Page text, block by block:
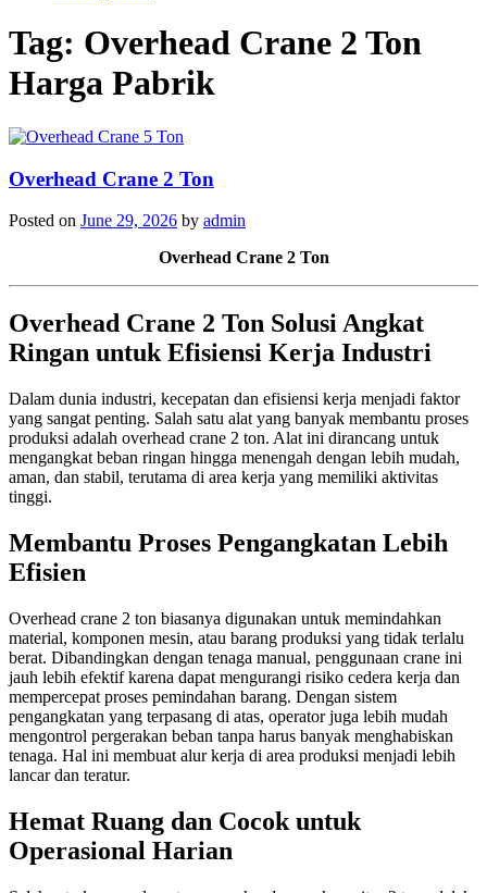
Tag: Overhead Crane 2 Ton
Harga Pabrik
Overhead Crane 2 Ton
Posted on June 29, 2026 by admin
Overhead Crane 2 Ton
Overhead Crane 2 Ton Solusi Angkat
Ringan untuk Efisiensi Kerja Industri
Dalam dunia industri, kecepatan dan efisiensi kerja menjadi faktor
yang sangat penting. Salah satu alat yang banyak membantu proses
produksi adalah overhead crane 2 ton. Alat ini dirancang untuk
mengangkat beban ringan hingga menengah dengan lebih mudah,
aman, dan stabil, terutama di area kerja yang memiliki aktivitas
tinggi.
Membantu Proses Pengangkatan Lebih
Efisien
Overhead crane 2 ton biasanya digunakan untuk memindahkan
material, komponen mesin, atau barang produksi yang tidak terlalu
berat. Dibandingkan dengan tenaga manual, penggunaan crane ini
jauh lebih efektif karena dapat mengurangi risiko cedera kerja dan
mempercepat proses pemindahan barang. Dengan sistem
pengangkatan yang terpasang di atas, operator juga lebih mudah
mengontrol pergerakan beban tanpa harus banyak menghabiskan
tenaga. Hal ini membuat alur kerja di area produksi menjadi lebih
lancar dan teratur.
Hemat Ruang dan Cocok untuk
Operasional Harian